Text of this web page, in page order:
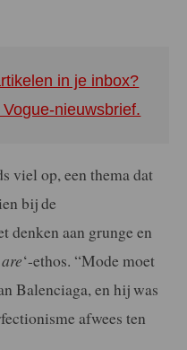
in je inbox?
nieuwsbrief.
viel op, een thema dat
bij de
denken aan grunge en
‘-ethos. “Mode moet
Balenciaga, en hij was
afwees ten